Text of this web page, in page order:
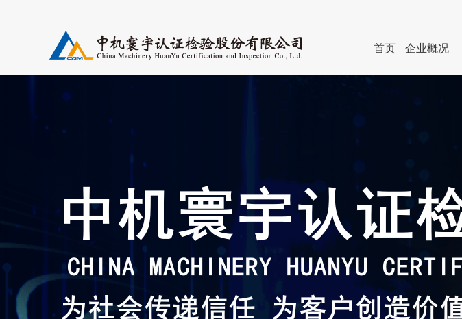
首页 企业概况